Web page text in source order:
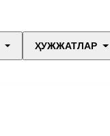
ҲУЖЖАТЛАР